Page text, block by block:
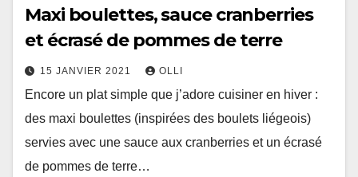
Maxi boulettes, sauce cranberries
et écrasé de pommes de terre
15 JANVIER 2021 OLLI
Encore un plat simple que j’adore cuisiner en hiver :
des maxi boulettes (inspirées des boulets liégeois)
servies avec une sauce aux cranberries et un écrasé
de pommes de terre…